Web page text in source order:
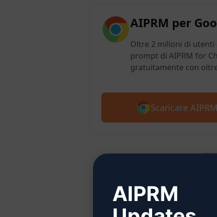
AIPRM per
Oltre 2 milioni di
prompt di AIPRM for
gratuitamente con
Scaricare
AIPRM